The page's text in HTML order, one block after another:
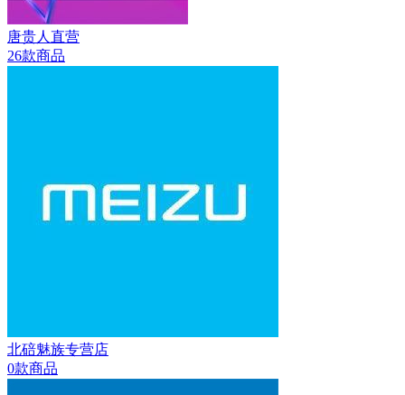
唐贵人直营
26款商品
北碚魅族专营店
0款商品